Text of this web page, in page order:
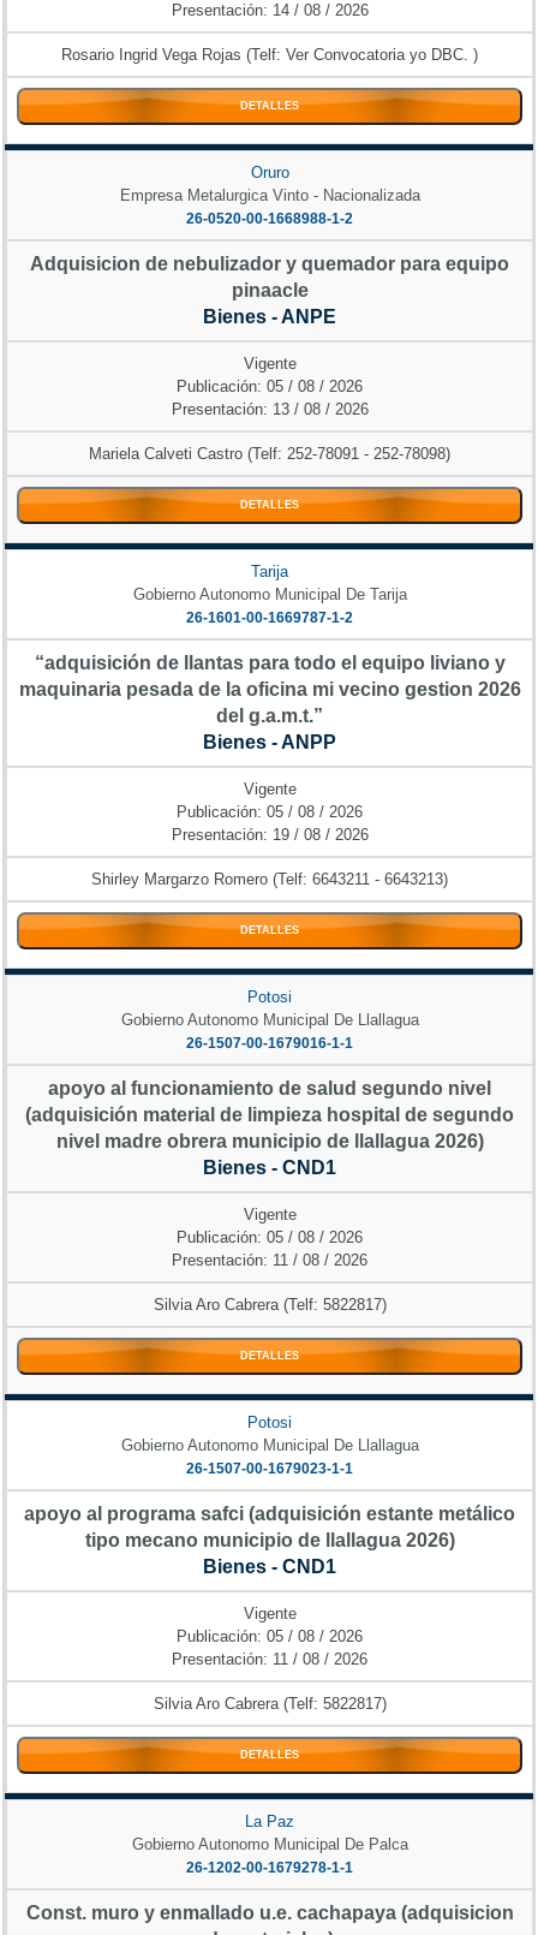
Presentación: 14 / 08 / 2026
Rosario Ingrid Vega Rojas (Telf: Ver Convocatoria yo DBC. )
DETALLES
Oruro
Empresa Metalurgica Vinto - Nacionalizada
26-0520-00-1668988-1-2
Adquisicion de nebulizador y quemador para equipo
pinaacle
Bienes - ANPE
Vigente
Publicación: 05 / 08 / 2026
Presentación: 13 / 08 / 2026
Mariela Calveti Castro (Telf: 252-78091 - 252-78098)
DETALLES
Tarija
Gobierno Autonomo Municipal De Tarija
26-1601-00-1669787-1-2
“adquisición de llantas para todo el equipo liviano y
maquinaria pesada de la oficina mi vecino gestion 2026
del g.a.m.t.”
Bienes - ANPP
Vigente
Publicación: 05 / 08 / 2026
Presentación: 19 / 08 / 2026
Shirley Margarzo Romero (Telf: 6643211 - 6643213)
DETALLES
Potosi
Gobierno Autonomo Municipal De Llallagua
26-1507-00-1679016-1-1
apoyo al funcionamiento de salud segundo nivel
(adquisición material de limpieza hospital de segundo
nivel madre obrera municipio de llallagua 2026)
Bienes - CND1
Vigente
Publicación: 05 / 08 / 2026
Presentación: 11 / 08 / 2026
Silvia Aro Cabrera (Telf: 5822817)
DETALLES
Potosi
Gobierno Autonomo Municipal De Llallagua
26-1507-00-1679023-1-1
apoyo al programa safci (adquisición estante metálico
tipo mecano municipio de llallagua 2026)
Bienes - CND1
Vigente
Publicación: 05 / 08 / 2026
Presentación: 11 / 08 / 2026
Silvia Aro Cabrera (Telf: 5822817)
DETALLES
La Paz
Gobierno Autonomo Municipal De Palca
26-1202-00-1679278-1-1
Const. muro y enmallado u.e. cachapaya (adquisicion